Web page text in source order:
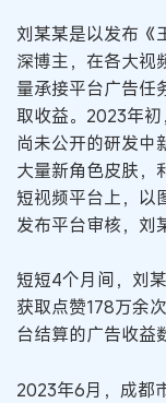
刘某某是以发布《
深博主，在各大视
量承接平台广告任
取收益。2023年
尚未公开的研发中
大量新角色皮肤，
短视频平台上，以
发布平台审核，刘
短短4个月间，刘
获取点赞178万余
台结算的广告收益
2023年6月，成都